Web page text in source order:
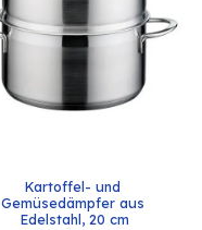
Kartoffel- und
Gemüsedämpfer aus
Edelstahl, 20 cm